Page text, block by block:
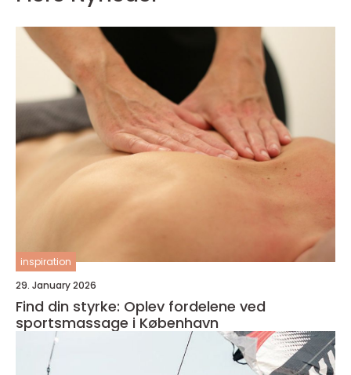
inspiration
29. January 2026
Find din styrke: Oplev fordelene ved
sportsmassage i København